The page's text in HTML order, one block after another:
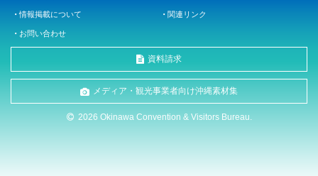
情報掲載について 関連リンク
お問い合わせ
資料請求
メディア・観光事業者向け沖縄素材集
2026 Okinawa Convention & Visitors Bureau.